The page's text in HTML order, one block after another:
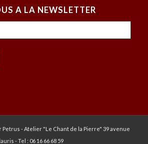
A LA NEWSLETTER
- Atelier "Le Chant de la Pierre" 39 avenue
- Tel : 06 16 66 68 59